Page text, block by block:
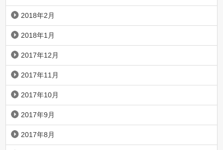
2018年2月
2018年1月
2017年12月
2017年11月
2017年10月
2017年9月
2017年8月